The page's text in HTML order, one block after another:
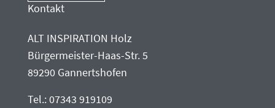
Kontakt
ALT INSPIRATION Holz
Bürgermeister-Haas-Str. 5
89290 Gannertshofen
Tel.:07343 919109